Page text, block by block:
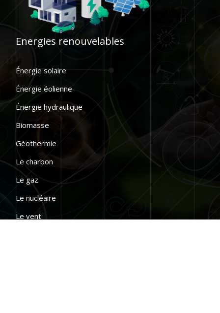
Energies renouvelables
Énergie solaire
Énergie éolienne
Énergie hydraulique
Biomasse
Géothermie
Le charbon
Le gaz
Le nucléaire
Le vent